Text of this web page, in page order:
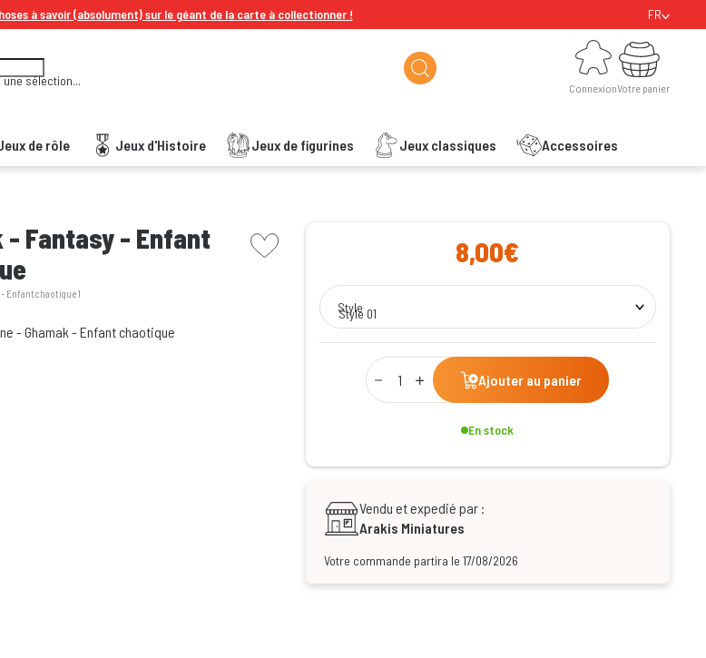
à savoir (absolument) sur le géant de la carte à collectionner ! FR
sélection...
Connexion
Connexion
de rôle Jeux d'Histoire Jeux de figurines Jeux classiques Accessoires
Votre panier
Votre panier
- Fantasy - Enfant
- Enfantchaotique1
picto wishlist
- Ghamak - Enfant chaotique
8,00€
Style
Style 01
Qty
Ajouter au panier
En stock
Vendu et expedié par :
Arakis Miniatures
Votre commande partira le 17/08/2026